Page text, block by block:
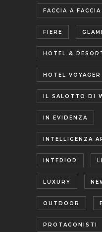
FACCIA A
FIERE
HOTEL &
HOTEL VOYAGER
IL SALOTTO DI
IN EVIDENZA
INTELLIGENZA
INTERIOR
LUXURY
OUTDOOR
PROTAGONISTI